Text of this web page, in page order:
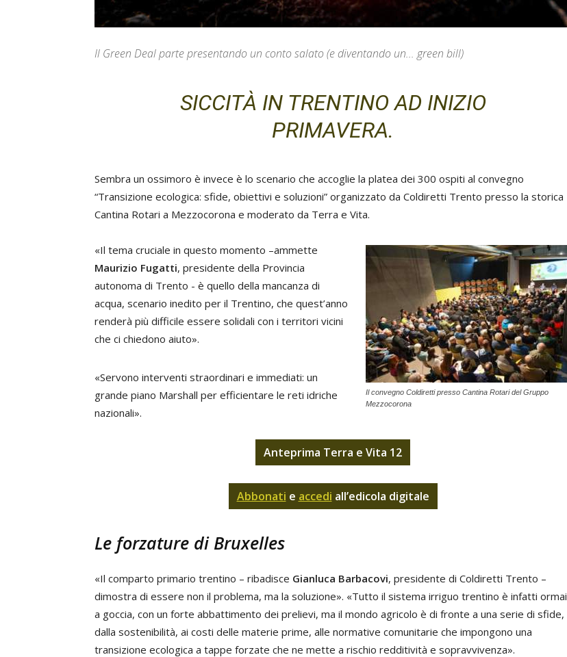
Il Green Deal parte presentando un conto salato (e diventando un... green bill)
SICCITÀ IN TRENTINO AD INIZIO
PRIMAVERA.
Sembra un ossimoro è invece è lo scenario che accoglie la platea dei 300 ospiti al convegno
“Transizione ecologica: sfide, obiettivi e soluzioni” organizzato da Coldiretti Trento presso la storica
Cantina Rotari a Mezzocorona e moderato da Terra e Vita.
Il convegno Coldiretti presso Cantina Rotari del Gruppo
Mezzocorona
«Il tema cruciale in questo momento –ammette
Maurizio Fugatti, presidente della Provincia
autonoma di Trento - è quello della mancanza di
acqua, scenario inedito per il Trentino, che quest’anno
renderà più difficile essere solidali con i territori vicini
che ci chiedono aiuto».
«Servono interventi straordinari e immediati: un
grande piano Marshall per efficientare le reti idriche
nazionali».
Anteprima Terra e Vita 12
Abbonati e accedi all’edicola digitale
Le forzature di Bruxelles
«Il comparto primario trentino – ribadisce Gianluca Barbacovi, presidente di Coldiretti Trento –
dimostra di essere non il problema, ma la soluzione». «Tutto il sistema irriguo trentino è infatti ormai
a goccia, con un forte abbattimento dei prelievi, ma il mondo agricolo è di fronte a una serie di sfide,
dalla sostenibilità, ai costi delle materie prime, alle normative comunitarie che impongono una
transizione ecologica a tappe forzate che ne mette a rischio redditività e sopravvivenza».